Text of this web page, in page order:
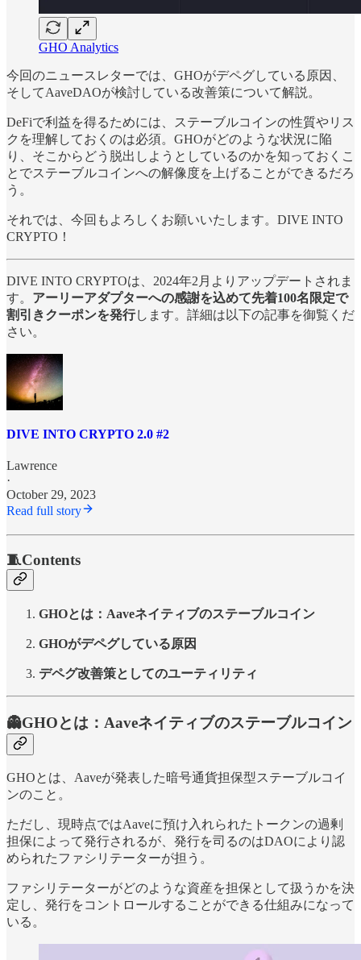
GHO Analytics
今回のニュースレターでは、GHOがデペグしている原因、
そしてAaveDAOが検討している改善策について解説。
DeFiで利益を得るためには、ステーブルコインの性質やリス
クを理解しておくのは必須。GHOがどのような状況に陥
り、そこからどう脱出しようとしているのかを知っておくこ
とでステーブルコインへの解像度を上げることができるだろ
う。
それでは、今回もよろしくお願いいたします。DIVE INTO
CRYPTO！
DIVE INTO CRYPTOは、2024年2月よりアップデートされま
す。 アーリーアダプターへの感謝を込めて先着100名限定で
割引きクーポンを発行します。詳細は以下の記事を御覧くだ
さい。
DIVE INTO CRYPTO 2.0 #2
Lawrence
·
October 29, 2023
Read full story
🧵Contents
GHOとは：Aaveネイティブのステーブルコイン
GHOがデペグしている原因
デペグ改善策としてのユーティリティ
👻GHOとは：Aaveネイティブのステーブルコイン
GHOとは、Aaveが発表した暗号通貨担保型ステーブルコイ
ンのこと。
ただし、現時点ではAaveに預け入れられたトークンの過剰
担保によって発行されるが、発行を司るのはDAOにより認
められたファシリテーターが担う。
ファシリテーターがどのような資産を担保として扱うかを決
定し、発行をコントロールすることができる仕組みになって
いる。